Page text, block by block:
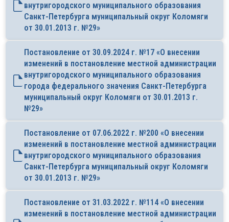
внутригородского муниципального образования
Санкт-Петербурга муниципальный округ Коломяги
от 30.01.2013 г. №29»
Постановление от 30.09.2024 г. №17 «О внесении
изменений в постановление местной администрации
внутригородского муниципального образования
города федерального значения Санкт-Петербурга
муниципальный округ Коломяги от 30.01.2013 г.
№29»
Постановление от 07.06.2022 г. №200 «О внесении
изменений в постановление местной администрации
внутригородского муниципального образования
Санкт-Петербурга муниципальный округ Коломяги
от 30.01.2013 г. №29»
Постановление от 31.03.2022 г. №114 «О внесении
изменений в постановление местной администрации